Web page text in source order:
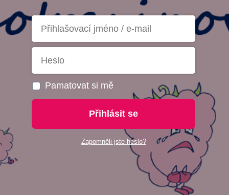
Pamatovat si mě
Přihlásit se
Zapomněli jste heslo?